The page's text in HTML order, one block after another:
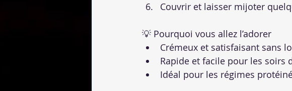
Couvrir et laisser mijoter
💡 Pourquoi vous allez l’adorer
Crémeux et satisfaisant sans
Rapide et facile pour les soirs
Idéal pour les régimes